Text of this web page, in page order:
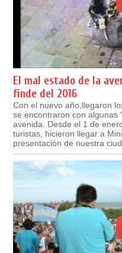
El mal estado de la
finde del 2016
Con el nuevo año,llegaron
se encontraron con algunas
avenida. Desde el 1 de
turistas, hicieron llegar a
presentación de nuestra